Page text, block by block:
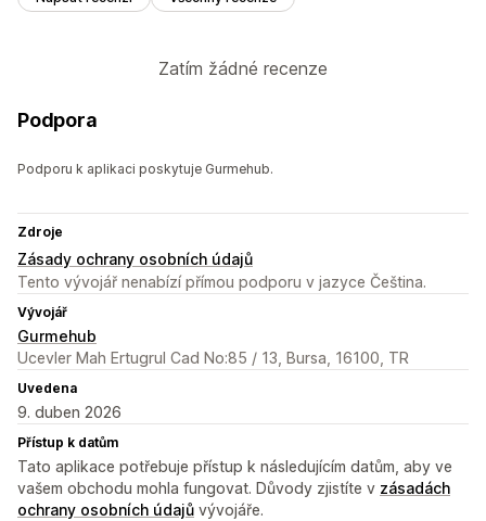
Zatím žádné recenze
Podpora
Podporu k aplikaci poskytuje Gurmehub.
Zdroje
Zásady ochrany osobních údajů
Tento vývojář nenabízí přímou podporu v jazyce Čeština.
Vývojář
Gurmehub
Ucevler Mah Ertugrul Cad No:85 / 13, Bursa, 16100, TR
Uvedena
9. duben 2026
Přístup k datům
Tato aplikace potřebuje přístup k následujícím datům, aby ve
vašem obchodu mohla fungovat. Důvody zjistíte v zásadách
ochrany osobních údajů vývojáře.